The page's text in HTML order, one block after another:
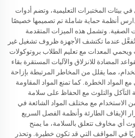
بيئات المختبرات التعليمية، وتضم أدوات
أنظمة حماية شاملة تم تصميمها خصيصًا
الصفية. وتشمل هذه الميزات المتقدمة
تُفعَّل عندما تكتشف الأجهزة ظروف تشغيل غير
ويحمي المعدات مع تعليم الطلاب بروتوكولات
المضادة للانزلاق والآليات المستقرة بقاء
مما يقلل من المخاطر المرتبطة بإزاحة
المواد الخطرة. كما تمنع المواد المقاومة
التآكل والتلوث مع الحفاظ على سلامة
الاستخدام مع مختلف المواد الشائعة في
الإيقاف الطارئة وأنظمة الفصل السريع
أي مخاوف تتعلق بالسلامة، ما يمنح
في المواقف التي قد تكون خطيرة. وتحذر